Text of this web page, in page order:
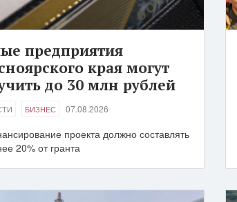
предприятия
края могут
до 30 млн рублей
БИЗНЕС 07.08.2026
проекта должно составлять
20% от гранта